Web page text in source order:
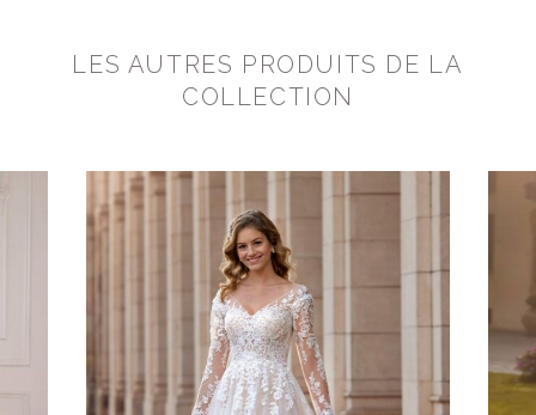
LES AUTRES PRODUITS DE LA
COLLECTION